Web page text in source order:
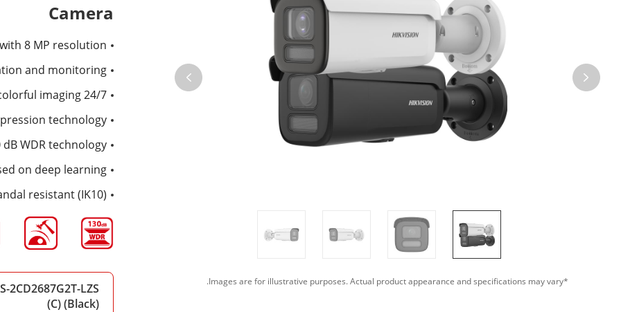
*Images are for illustrative purposes. Actual product appearance and specifications may vary.
Camera
8 MP resolution
and monitoring
24/7 colorful imaging
technology
WDR technology
on deep learning
resistant (IK10)
2CD2687G2T-LZS
(C) (Black)